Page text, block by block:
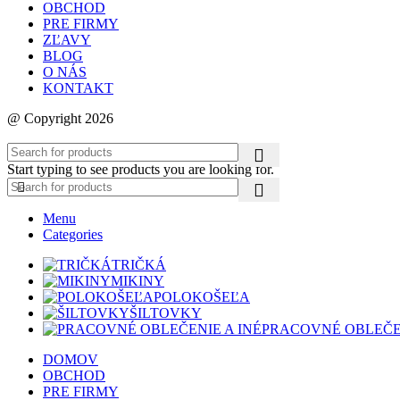
OBCHOD
PRE FIRMY
ZĽAVY
BLOG
O NÁS
KONTAKT
@ Copyright 2026
Start typing to see products you are looking for.
Menu
Categories
TRIČKÁ
MIKINY
POLOKOŠEĽA
ŠILTOVKY
PRACOVNÉ
DOMOV
OBCHOD
PRE FIRMY